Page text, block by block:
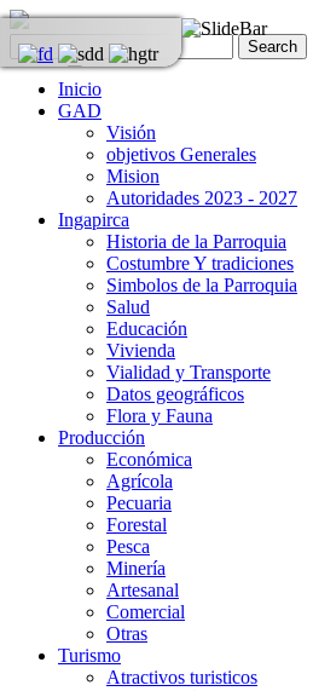
Inicio
GAD
Visión
objetivos Generales
Mision
Autoridades 2023 - 2027
Ingapirca
Historia de la Parroquia
Costumbre Y tradiciones
Simbolos de la Parroquia
Salud
Educación
Vivienda
Vialidad y Transporte
Datos geográficos
Flora y Fauna
Producción
Económica
Agrícola
Pecuaria
Forestal
Pesca
Minería
Artesanal
Comercial
Otras
Turismo
Atractivos turisticos